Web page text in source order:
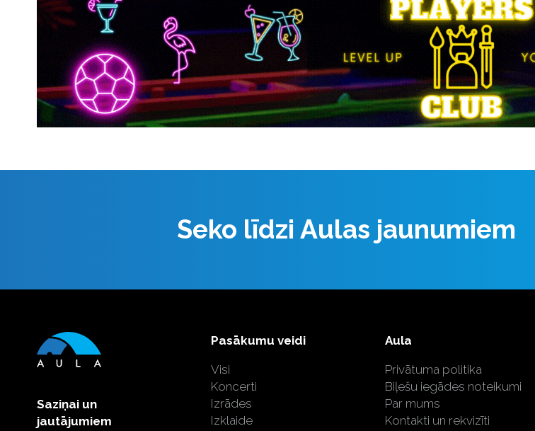
Seko līdzi Aulas jaunumiem
Saziņai un
jautājumiem
Pasākumu veidi
Visi
Koncerti
Izrādes
Izklaide
Aula
Privātuma politika
Biļešu iegādes noteikumi
Par mums
Kontakti un rekvizīti